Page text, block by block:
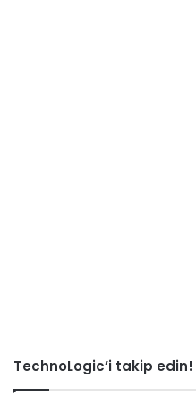
TechnoLogic’i takip edin!